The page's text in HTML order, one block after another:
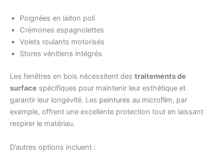
Poignées en laiton poli
Crémones espagnolettes
Volets roulants motorisés
Stores vénitiens intégrés
Les fenêtres en bois nécessitent des traitements de
surface spécifiques pour maintenir leur esthétique et
garantir leur longévité. Les peintures au microfilm, par
exemple, offrent une excellente protection tout en laissant
respirer le matériau.
D’autres options incluent :